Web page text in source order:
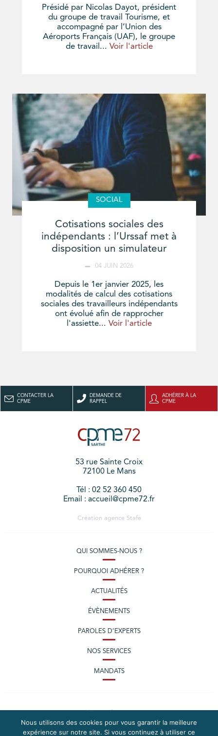
Présidé par Nicolas Dayot, président
du groupe de travail Tourisme, et
accompagné par l’Union des
Aéroports Français (UAF), le groupe
de travail... Voir l'article
SOCIAL
Cotisations sociales des
indépendants : l’Urssaf met à
disposition un simulateur
04 JUIN 2026
Depuis le 1er janvier 2025, les
modalités de calcul des cotisations
sociales des travailleurs indépendants
ont évolué afin de rapprocher
l'assiette... Voir l'article
CONTACTER LA
CPME
DEMANDE DE
RAPPEL
ADHÉRER À LA
CPME
53 rue Sainte Croix
72100 Le Mans
Tél : 02 52 360 450
Email : accueil@cpme72.fr
Création agence Stafe
QUI SOMMES-NOUS ?
POURQUOI ADHÉRER ?
ACTUALITÉS
ÉVÈNEMENTS
PAROLES D’EXPERTS
NOS SERVICES
MANDATS
Nous utilisons des cookies pour vous garantir la meilleure
expérience sur notre site. Si vous continuez à utiliser ce